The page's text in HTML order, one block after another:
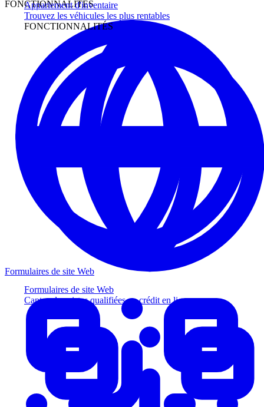
Appariement d'inventaire
Trouvez les véhicules les plus rentables
FONCTIONNALITÉS
Formulaires de site Web
Captez des pistes qualifiées au crédit en ligne
FONCTIONNALITÉS
Formulaires de site Web